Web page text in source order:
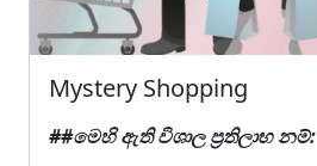
Mystery Shopping
##මෙහි ඇති විශාල ප්‍රතිලාභ නම්: